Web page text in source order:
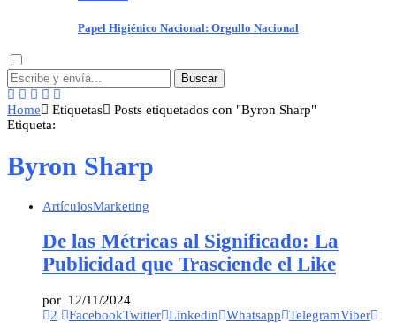
Papel Higiénico Nacional: Orgullo Nacional
Buscar
Home Etiquetas
Posts etiquetados con "Byron Sharp"
Etiqueta:
Byron Sharp
ArtículosMarketing
De las Métricas al Significado: La
Publicidad que Trasciende el Like
por 12/11/2024
2
FacebookTwitter Linkedin Whatsapp TelegramViber